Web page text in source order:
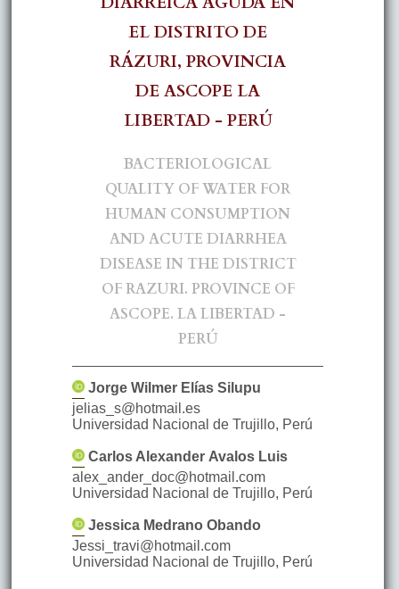
EL DISTRITO DE
RÁZURI, PROVINCIA
DE ASCOPE LA
LIBERTAD - PERÚ
BACTERIOLOGICAL
QUALITY OF WATER FOR
HUMAN CONSUMPTION
AND ACUTE DIARRHEA
DISEASE IN THE DISTRICT
OF RAZURI. PROVINCE OF
ASCOPE. LA LIBERTAD -
PERÚ
Jorge Wilmer Elías Silupu
jelias_s@hotmail.es
Universidad Nacional de Trujillo, Perú
Carlos Alexander Avalos Luis
alex_ander_doc@hotmail.com
Universidad Nacional de Trujillo, Perú
Jessica Medrano Obando
Jessi_travi@hotmail.com
Universidad Nacional de Trujillo, Perú